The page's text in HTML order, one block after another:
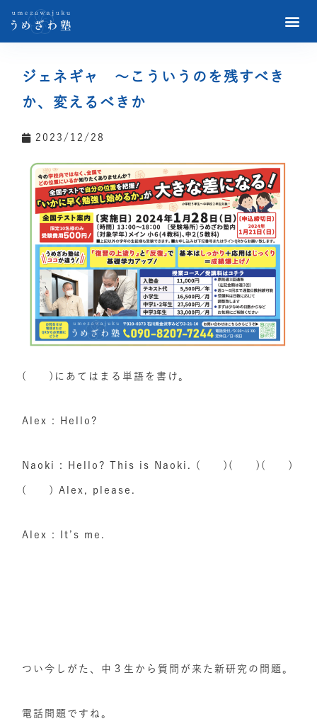
ジェネギャ 〜こういうのを残すべき
か、変えるべきか
2023/12/28
( )にあてはまる単語を書け。
Alex : Hello?
Naoki : Hello? This is Naoki. ( )( )( )
( ) Alex, please.
Alex : It’s me.
つい今しがた、中３生から質問が来た新研究の問題。
電話問題ですね。